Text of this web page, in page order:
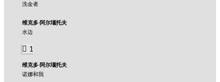
洗金者
维克多·阿尔瑙托夫
水边
1
维克多·阿尔瑙托夫
诺娜和我